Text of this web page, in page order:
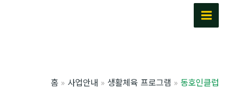
Main
홈 사업안내 생활체육 프로그램 동호인클럽